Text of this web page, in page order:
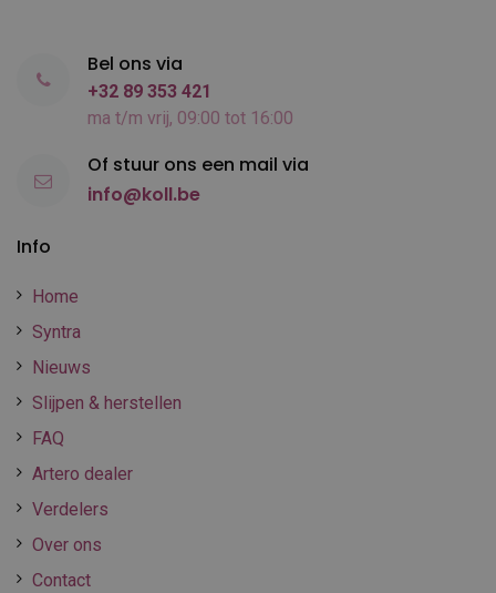
Info
Home
Syntra
Nieuws
Slijpen & herstellen
FAQ
Artero dealer
Verdelers
Over ons
Contact
Bel ons via
+32 89 353 421
ma t/m vrij, 09:00 tot 16:00
Of stuur ons een mail via
info@koll.be